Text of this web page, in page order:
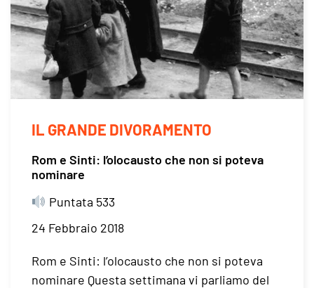
IL GRANDE DIVORAMENTO
Rom e Sinti: l’olocausto che non si poteva
nominare
Puntata 533
24 Febbraio 2018
Rom e Sinti: l’olocausto che non si poteva
nominare Questa settimana vi parliamo del